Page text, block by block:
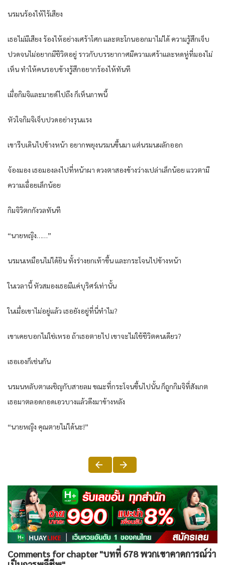
นรมนร้องไห้ไร้เสียง
เธอไม่มีเสียง ร้องไห้อย่างเศร้าโศก และตะโกนออกมาไม่ได้ ความรู้สึกเจ็บ
ปวดจนไม่อยากมีชีวิตอยู่ ราวกับบรรยากาศมีความเศร้าและหดหู่ที่มองไม่
เห็น ทำให้คนรอบข้างรู้สึกอยากร้องไห้ทันที
เมื่อกิมจิและมายด์ไปถึง ก็เห็นภาพนี้
หัวใจกิมจิเจ็บปวดอย่างรุนแรง
เขารีบเดินไปข้างหน้า อยากพยุงนรมนขึ้นมา แต่นรมนผลักออก
จ้องมอง เธอมองลงไปที่หน้าผา ดวงตาสองข้างว่างเปล่าเล็กน้อย แววตามี
ความเฉื่อยเล็กน้อย
กิมจิวิตกกังวลทันที
“นายหญิง……”
นรมนเหมือนไม่ได้ยิน ทั้งร่างยกเท้าขึ้น และกระโจนไปข้างหน้า
ในเวลานี้ หัวสมองเธอมีแค่บุริศร์เท่านั้น
ในเมื่อเขาไม่อยู่แล้ว เธอยังอยู่ที่นี่ทำไม?
เขาเคยบอกไม่ใช่เหรอ ถ้าเธอตายไป เขาจะไม่ใช้ชีวิตคนเดียว?
เธอเองก็เช่นกัน
นรมนหลับตาเผชิญกับสายลม ขณะที่กระโจนขึ้นไปนั้น ก็ถูกกิมจิที่สังเกต
เธอมาตลอดกอดเอวบางแล้วดึงมาข้างหลัง
“นายหญิง คุณตายไม่ได้นะ!”
Comments for chapter "บทที่ 678 พวกเขาคาดการณ์ว่า